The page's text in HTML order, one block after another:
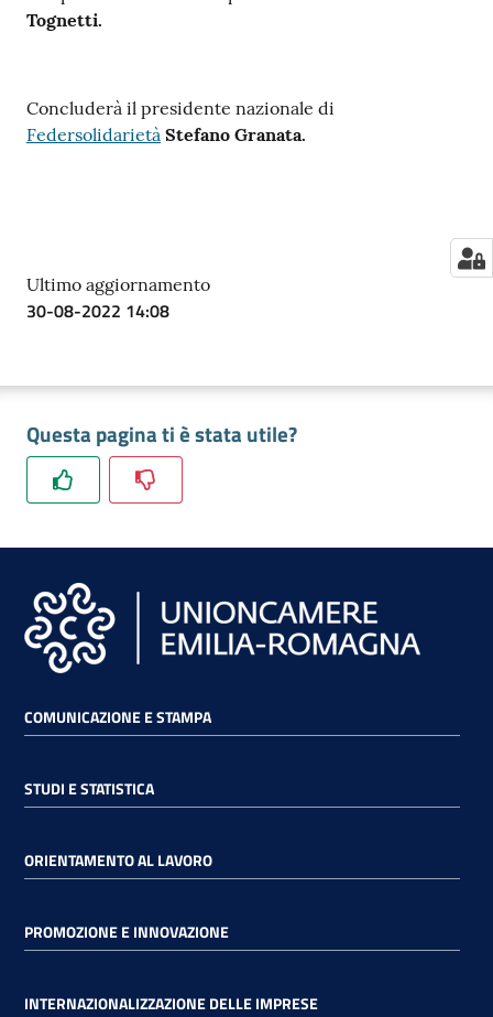
Tognetti.
Concluderà il presidente nazionale di
Federsolidarietà Stefano Granata.
Ultimo aggiornamento
30-08-2022 14:08
Questa pagina ti è stata utile?
COMUNICAZIONE E STAMPA
STUDI E STATISTICA
ORIENTAMENTO AL LAVORO
PROMOZIONE E INNOVAZIONE
INTERNAZIONALIZZAZIONE DELLE IMPRESE